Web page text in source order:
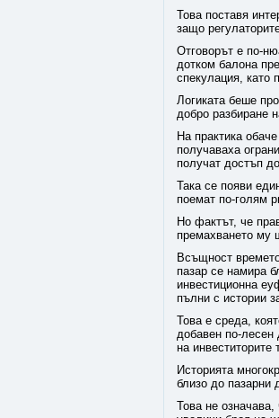
Това поставя
защо
Отговорът е по-
дотком балона
спекулация, като
Логиката беше
добро разбиране
На практика
получаваха
получат достъп
Така се появи
поемат по-голям
Но фактът, че
премахването му
Всъщност
пазар се намира
инвестиционна
пълни с истории
Това е среда,
добавен по-лесен
на инвеститорите
Историята
близо до пазарни
Това не